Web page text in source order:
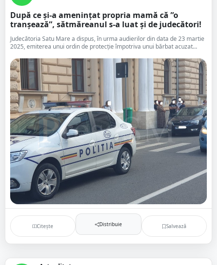
După ce și-a amenințat propria mamă că ”o
tranșează”, sătmăreanul s-a luat și de judecători!
Judecătoria Satu Mare a dispus, în urma audierilor din data de 23 martie
2025, emiterea unui ordin de protecție împotriva unui bărbat acuzat...
Citește Distribuie Salvează